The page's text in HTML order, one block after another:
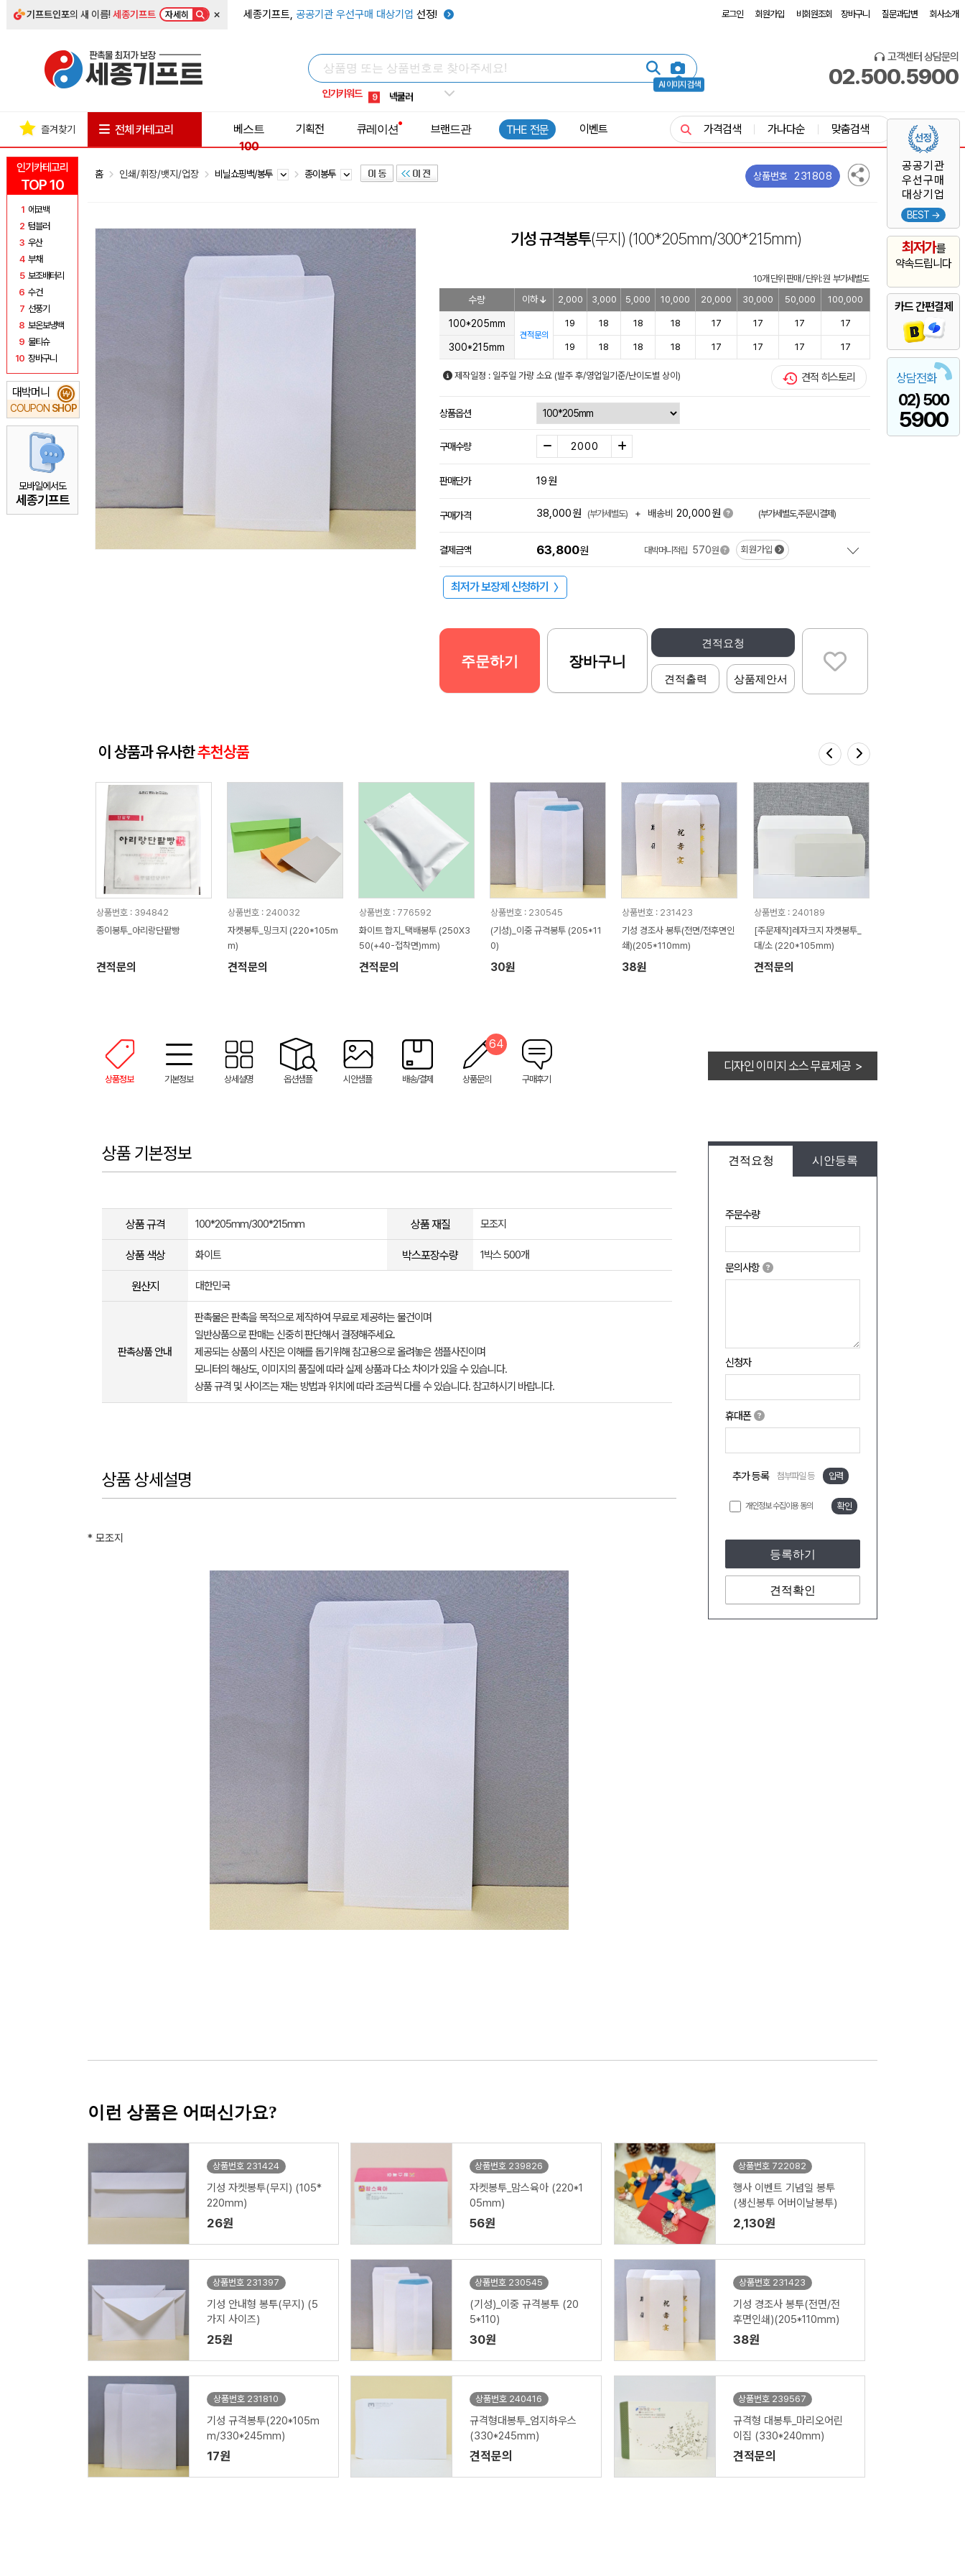
기프트인포의 새 이름!세종기프트 자세히 × 세종기프트, 공공기관 우선구매 대상기업 선정! 로그인 회원가입 비회원조회 장바구니 질문과답변 회사소개
AI 이미지 검색
인기키워드
5 키캡
8 쿨토시
9 넥쿨러
1 선풍기
고객센터 상담문의
02.500.5900
인기카테고리
TOP 10
1 에코백
2 텀블러
3 우산
4 부채
5 보조배터리
6 수건
7 선풍기
8 보온보냉백
9 물티슈
10 장바구니
대박머니
COUPON SHOP
₩
모바일에서도
세종기프트
공공기관
우선구매
대상기업
BEST →
최저가를
약속드립니다
카드 간편결제
상담전화
02) 500
5900
즐겨찾기 전체 카테고리
베스트
100
기획전 큐레이션 브랜드관 THE 전문 이벤트 가격검색 가나다순 맞춤검색
홈 인쇄/휘장/뱃지/업장 비닐쇼핑백/봉투 종이봉투 상품번호 231808
기성 규격봉투(무지) (100*205mm/300*215mm)
10개 단위 판매 / 단위: 원 부가세별도
수량 이하 2,000 3,000 5,000 10,000 20,000 30,000 50,000 100,000
100*205mm
견적문의
19 18 18 18 17 17 17 17
300*215mm 19 18 18 18 17 17 17 17
제작일정 : 일주일 가량 소요 (발주 후/영업일기준/난이도별 상이) 견적 히스토리
상품옵션
구매수량
판매단가 19원
구매가격 38,000원 (부가세별도) + 배송비 20,000원 (부가세별도,주문시결제)
결제금액 63,800원 대박머니적립 570원 회원가입
최저가 보장제 신청하기 〉
견적요청
견적출력 상품제안서
주문하기 장바구니
이 상품과 유사한추천상품
상품번호 : 394842
종이봉투_아리랑단팥빵
견적문의
상품번호 : 240032
자켓봉투_밍크지 (220*105m
m)
견적문의
상품번호 : 776592
화이트 합지_택배봉투 (250X3
50(+40-접착면)mm)
견적문의
상품번호 : 230545
(기성)_이중 규격봉투 (205*11
0)
30원
상품번호 : 231423
기성 경조사 봉투(전면/전후면인
쇄)(205*110mm)
38원
상품번호 : 240189
[주문제작]레자크지 자켓봉투_
대/소 (220*105mm)
견적문의
상품정보 기본정보 상세설명 옵션샘플 시안샘플 배송/결제 상품문의
64
구매후기
디자인 이미지 소스 무료제공 >
견적요청 시안등록
주문수량
문의사항
신청자
휴대폰
추가 등록 첨부파일 등 입력
개인정보 수집이용 동의 확인
등록하기
견적확인
상품 기본정보
상품 규격 100*205mm/300*215mm 상품 재질 모조지
상품 색상 화이트 박스포장수량 1박스 500개
원산지 대한민국
판촉상품 안내
판촉물은 판촉을 목적으로 제작하여 무료로 제공하는 물건이며
일반상품으로 판매는 신중히 판단해서 결정해주세요.
제공되는 상품의 사진은 이해를 돕기위해 참고용으로 올려놓은 샘플사진이며
모니터의 해상도, 이미지의 품질에 따라 실제 상품과 다소 차이가 있을 수 있습니다.
상품 규격 및 사이즈는 재는 방법과 위치에 따라 조금씩 다를 수 있습니다. 참고하시기 바랍니다.
상품 상세설명
* 모조지
이런 상품은 어떠신가요?
상품번호 231424
기성 자켓봉투(무지) (105*
220mm)
26원
상품번호 239826
자켓봉투_맘스육아 (220*1
05mm)
56원
상품번호 722082
행사 이벤트 기념일 봉투
(생신봉투 어버이날봉투)
2,130원
상품번호 231397
기성 안내형 봉투(무지) (5
가지 사이즈)
25원
상품번호 230545
(기성)_이중 규격봉투 (20
5*110)
30원
상품번호 231423
기성 경조사 봉투(전면/전
후면인쇄)(205*110mm)
38원
상품번호 231810
기성 규격봉투(220*105m
m/330*245mm)
17원
상품번호 240416
규격형대봉투_엄지하우스
(330*245mm)
견적문의
상품번호 239567
규격형 대봉투_마리오어린
이집 (330*240mm)
견적문의